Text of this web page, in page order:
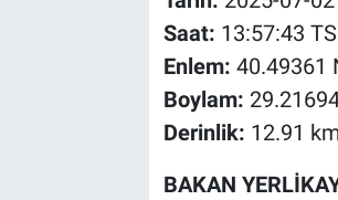
Saat: 13:57:43
Enlem: 40.49361
Boylam:
Derinlik: 12.91
BAKAN